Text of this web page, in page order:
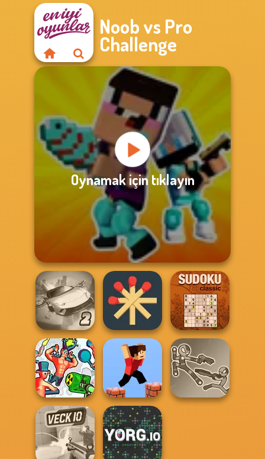
Noob vs Pro
Challenge
Oynamak için tıklayın
Ultimate Flying
Car 2
Matchstick
Puzzles
Sudoku Classic
Funny Shooter 2 Parkour Block 3D